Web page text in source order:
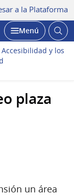
a la Plataforma
Abrir
Menú
y los
plaza
un área